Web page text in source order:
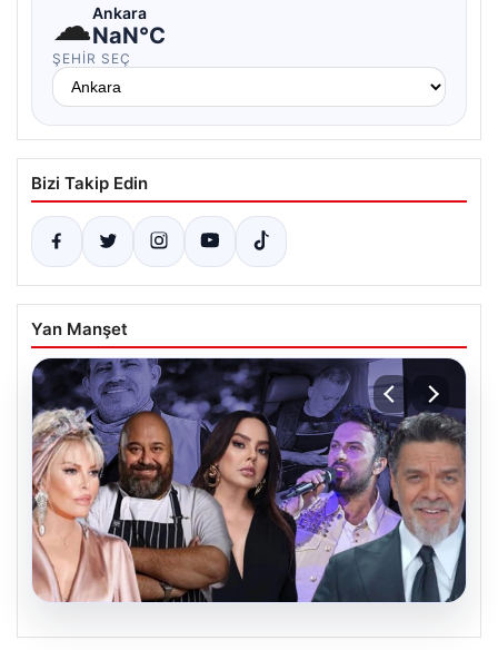
☁Ankara
NaN°C
ŞEHIR SEÇ
Bizi Takip Edin
Yan Manşet
06.08.2026